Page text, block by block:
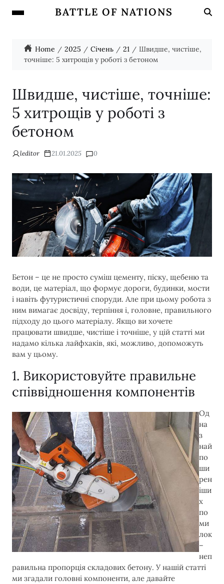
BATTLE OF NATIONS
Home 2025 Січень 21
Швидше, чистіше,
точніше: 5 хитрощів у роботі з бетоном
Швидше, чистіше, точніше:
5 хитрощів у роботі з
бетоном
leditor 21.01.2025 0
Бетон – це не просто суміш цементу, піску, щебеню та
води, це матеріал, що формує дороги, будинки, мости
і навіть футуристичні споруди. Але при цьому робота з
ним вимагає досвіду, терпіння і, головне, правильного
підходу до цього матеріалу. Якщо ви хочете
працювати швидше, чистіше і точніше, у цій статті ми
надамо кілька лайфхаків, які, можливо, допоможуть
вам у цьому.
1. Використовуйте правильне
співвідношення компонентів
Од
на
з
най
по
ши
рен
іши
х
по
ми
лок
–
неп
равильна пропорція складових бетону. У нашій статті
ми згадали головні компоненти, але давайте